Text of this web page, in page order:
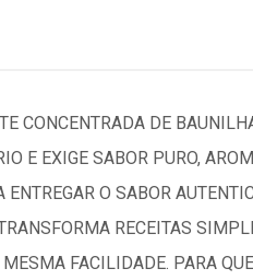
CONCENTRADA DE
E EXIGE SABOR PURO,
ENTREGAR O SABOR
RECEITAS
FACILIDADE. PARA